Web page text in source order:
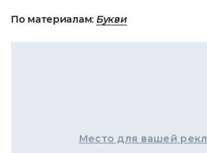
По материалам: Букви
Место для вашей